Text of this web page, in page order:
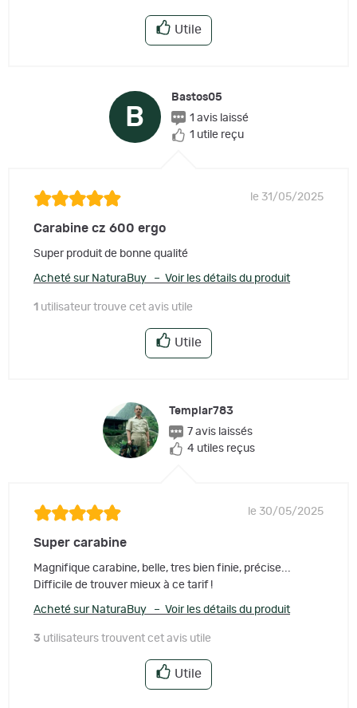
Utile
B
Bastos05
1 avis laissé
1 utile reçu
le 31/05/2025
Carabine cz 600 ergo
Super produit de bonne qualité
Acheté sur NaturaBuy – Voir les détails du produit
1 utilisateur trouve cet avis utile
Utile
Templar783
7 avis laissés
4 utiles reçus
le 30/05/2025
Super carabine
Magnifique carabine, belle, tres bien finie, précise...
Difficile de trouver mieux à ce tarif !
Acheté sur NaturaBuy – Voir les détails du produit
3 utilisateurs trouvent cet avis utile
Utile